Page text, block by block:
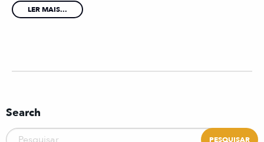
LER MAIS...
Search